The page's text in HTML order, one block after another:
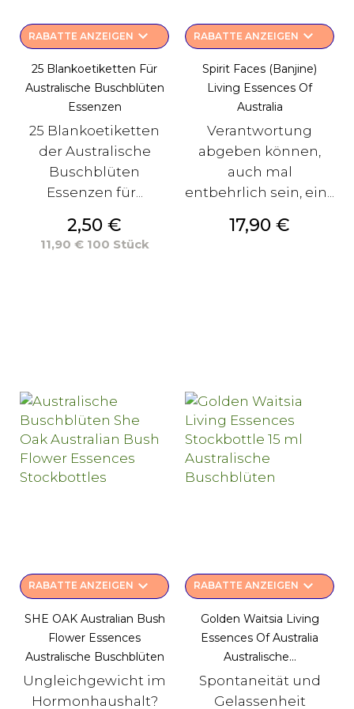
RABATTE ANZEIGEN keyboard_arrow_down
25 Blankoetiketten Für
Australische Buschblüten
Essenzen
25 Blankoetiketten
der Australische
Buschblüten
Essenzen für...
Preis
2,50 €
11,90 € 100 Stück
RABATTE ANZEIGEN keyboard_arrow_down
Spirit Faces (Banjine)
Living Essences Of
Australia
Verantwortung
abgeben können,
auch mal
entbehrlich sein, ein...
Preis
17,90 €
RABATTE ANZEIGEN keyboard_arrow_down
SHE OAK Australian Bush
Flower Essences
Australische Buschblüten
Ungleichgewicht im
Hormonhaushalt?
RABATTE ANZEIGEN keyboard_arrow_down
Golden Waitsia Living
Essences Of Australia
Australische...
Spontaneität und
Gelassenheit